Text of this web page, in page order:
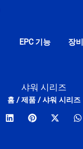
EPC 기능 장비
샤워 시리즈
홈 /제품 /샤워 시리즈